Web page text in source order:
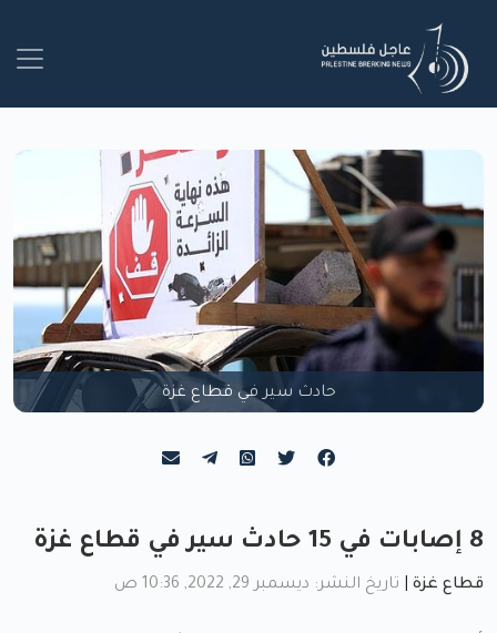
حادث سير في قطاع غزة
8 إصابات في 15 حادث سير في قطاع غزة
قطاع غزة تاريخ النشر: ديسمبر 29, 2022, 10:36 ص